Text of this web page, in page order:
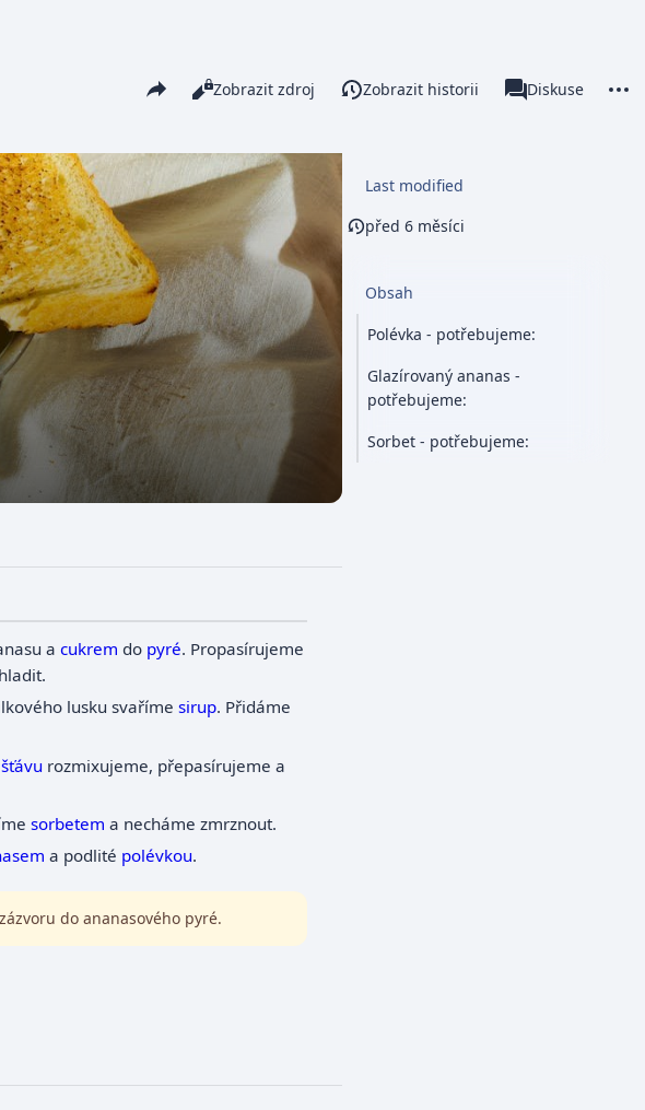
Share this pageZobrazení
Číst
Zobrazit zdroj Zobrazit historii associated-pages
Stránka
Diskuse
a cukrem do pyré. Propasírujeme
lusku svaříme sirup. Přidáme
šťávu rozmixujeme, přepasírujeme a
sorbetem a necháme zmrznout.
a podlité polévkou.
do ananasového pyré.
Last modified
před 6 měsíci
Obsah
Polévka - potřebujeme:
Glazírovaný ananas -
potřebujeme:
Sorbet - potřebujeme: